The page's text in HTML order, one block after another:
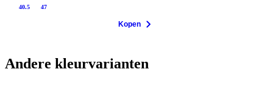
40.5 47
Kopen
Andere kleurvarianten